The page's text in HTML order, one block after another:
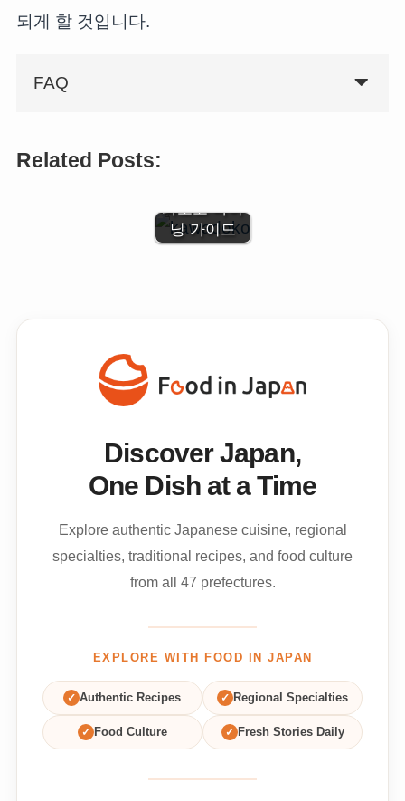
되게 할 것입니다.
FAQ
Related Posts:기는 여름 풍
와도코 다이
닝 가이드
Discover Japan,
One Dish at a Time
Explore authentic Japanese cuisine, regional
specialties, traditional recipes, and food culture
from all 47 prefectures.
EXPLORE WITH FOOD IN JAPAN
✓ Authentic Recipes ✓ Regional Specialties
✓ Food Culture ✓ Fresh Stories Daily